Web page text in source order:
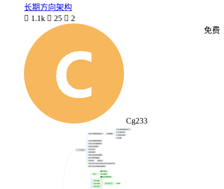
长期方向架构
 1.1k  25  2
Cg233
免费